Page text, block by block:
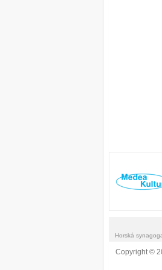
Horská
Copyright ©